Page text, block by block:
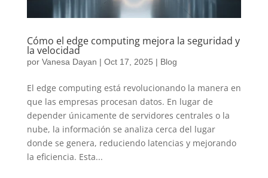
Cómo el edge computing mejora la seguridad y
la velocidad
por Vanesa Dayan | Oct 17, 2025 | Blog
El edge computing está revolucionando la manera en
que las empresas procesan datos. En lugar de
depender únicamente de servidores centrales o la
nube, la información se analiza cerca del lugar
donde se genera, reduciendo latencias y mejorando
la eficiencia. Esta...